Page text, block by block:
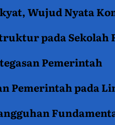
Wujud Nyata
pada Sekolah
Pemerintah
Pemerintah pada